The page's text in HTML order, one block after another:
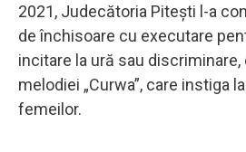
2021, Judecătoria Pitești l-a
de închisoare cu executare
incitare la ură sau discriminare,
melodiei „Curwa”, care instiga
femeilor.